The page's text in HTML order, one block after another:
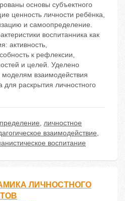
основы субъектного
ценность личности ребёнка,
и самоопределение.
воспитанника как
активность,
к рефлексии,
и целей. Уделено
взаимодействия
для раскрытия личностного
, личностное
взаимодействие,
воспитание
ЛИЧНОСТНОГО